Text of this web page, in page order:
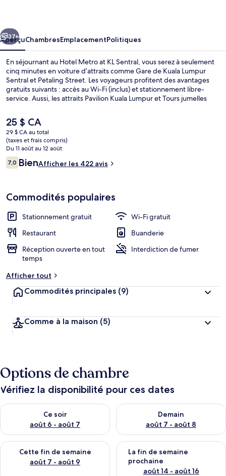
KL
Sentral
Suivant
37+
AperçuChambresEmplacementPolitiques
En séjournant au Hotel Metro at KL Sentral, vous serez à seulement
cinq minutes en voiture d’attraits comme Gare de Kuala Lumpur
Sentral et Petaling Street. Les voyageurs profitent des avantages
gratuits suivants : accès au Wi-Fi (inclus) et stationnement libre-
service. Aussi, les attraits Pavilion Kuala Lumpur et Tours jumelles
se situe à quelques minutes de marche du transport en commun :
Arrêt KL Sentral se trouve à 2 minutes et Arrêt Tun Sambanthan est
à 4 minutes.
Le
prix
actuel
est
de 25 $ CA
25 $ CA
29 $ CA au total
(taxes et frais compris)
Du 11 août au 12 août
Avis
7,07,0 sur 10 –
BienAfficher les 422 avis
Commodités populaires
Stationnement gratuit
Wi-Fi gratuit
Restaurant
Buanderie
Réception ouverte en tout
temps
Interdiction de fumer
Afficher tout
Commodités principales (9)
Comme à la maison (5)
Options de chambre
Vérifiez la disponibilité pour ces dates
Ce soir
août 6 - août 7
Vérifier la disponibilité pour ce soir août 6 - août 7
Demain
août 7 - août 8
Vérifier la disponibilité pour
Cette fin de semaine
août 7 - août 9
Vérifier la disponibilité pour cette fin de semaine août 7 -
La fin de semaine
prochaine
août 14 - août 16
Vérifier la disponibilité pour